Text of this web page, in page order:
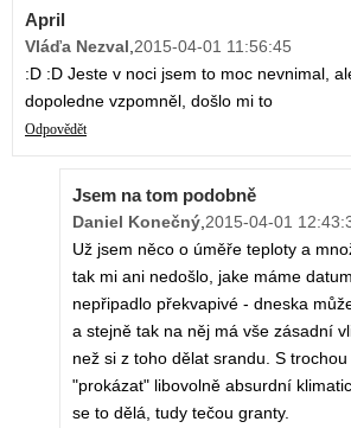
April
Vláďa Nezval 2015-04-01 11:56:45
:D :D Jeste v noci jsem to moc nevnimal,
dopoledne vzpomněl, došlo mi to
Odpovědět
Jsem na tom podobně
Daniel Konečný 2015-04-01
Už jsem něco o úměře teploty a
tak mi ani nedošlo, jake máme
nepřipadlo překvapivé - dneska
a stejně tak na něj má vše zásadní
než si z toho dělat srandu. S
"prokázat" libovolně absurdní
se to dělá, tudy tečou granty.